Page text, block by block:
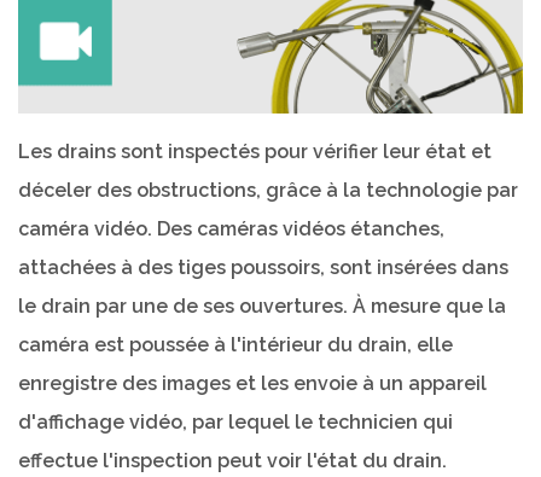
Les drains sont inspectés pour vérifier leur état et
déceler des obstructions, grâce à la technologie par
caméra vidéo. Des caméras vidéos étanches,
attachées à des tiges poussoirs, sont insérées dans
le drain par une de ses ouvertures. À mesure que la
caméra est poussée à l'intérieur du drain, elle
enregistre des images et les envoie à un appareil
d'affichage vidéo, par lequel le technicien qui
effectue l'inspection peut voir l'état du drain.